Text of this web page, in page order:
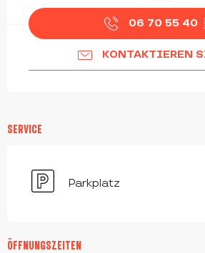
06 70 55 40
KONTAKTIEREN
SERVICE
Parkplatz
ÖFFNUNGSZEITEN